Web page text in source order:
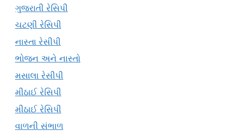
ગુજરાતી રેસિપી
ચટણી રેસિપી
નાસ્તા રેસીપી
ભોજન અને નાસ્તો
મસાલા રેસીપી
મીઠાઈ રેસિપી
મીઠાઈ રેસિપી
વાળની સંભાળ